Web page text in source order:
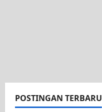
POSTINGAN TERBARU